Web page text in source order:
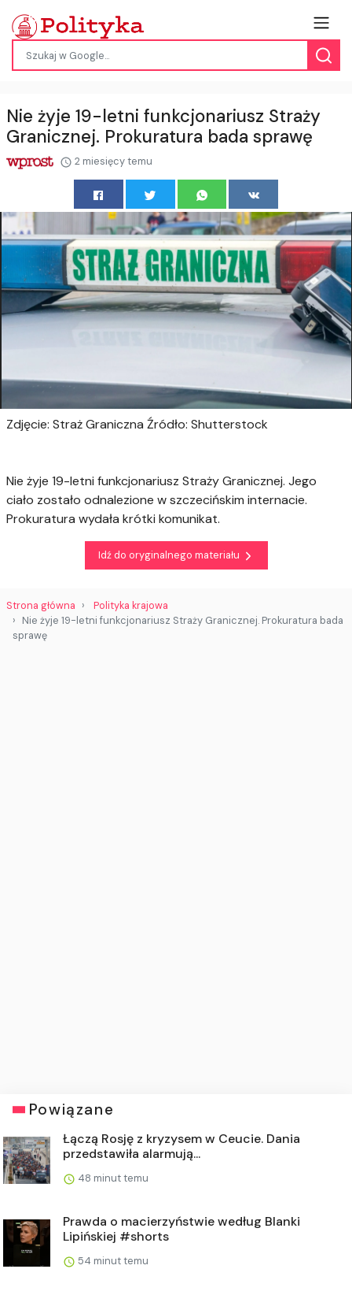
Nie żyje 19-letni funkcjonariusz Straży
Granicznej. Prokuratura bada sprawę
2 miesięcy temu
Zdjęcie: Straż Graniczna Źródło: Shutterstock
Nie żyje 19-letni funkcjonariusz Straży Granicznej. Jego
ciało zostało odnalezione w szczecińskim internacie.
Prokuratura wydała krótki komunikat.
Idź do oryginalnego materiału
Strona główna
Polityka krajowa
Nie żyje 19-letni funkcjonariusz Straży Granicznej. Prokuratura bada
sprawę
Powiązane
Łączą Rosję z kryzysem w Ceucie. Dania
przedstawiła alarmują...
48 minut temu
Prawda o macierzyństwie według Blanki
Lipińskiej #shorts
54 minut temu